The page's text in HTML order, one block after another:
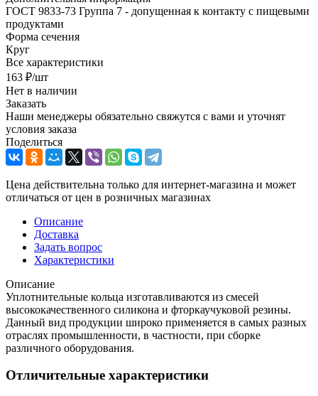
ГОСТ 9833-73 Группа 7 - допущенная к контакту с пищевыми
продуктами
Форма сечения
Круг
Все характеристики
163 ₽/шт
Нет в наличии
Заказать
Наши менеджеры обязательно свяжутся с вами и уточнят
условия заказа
Поделиться
Цена действительна только для интернет-магазина и может
отличаться от цен в розничных магазинах
Описание
Доставка
Задать вопрос
Характеристики
Описание
Уплотнительные кольца изготавливаются из смесей
высококачественного силикона и фторкаучуковой резины.
Данный вид продукции широко применяется в самых разных
отраслях промышленности, в частности, при сборке
различного оборудования.
Отличительные характеристики